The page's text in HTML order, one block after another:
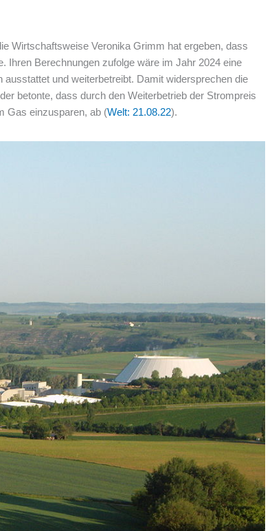
Wirtschaftsweise Veronika Grimm hat ergeben, dass
Ihren Berechnungen zufolge wäre im Jahr 2024 eine
und weiterbetreibt. Damit widersprechen die
betonte, dass durch den Weiterbetrieb der Strompreis
Gas einzusparen, ab (Welt: 21.08.22).